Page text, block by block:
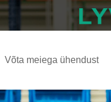
Võta meiega ühendust